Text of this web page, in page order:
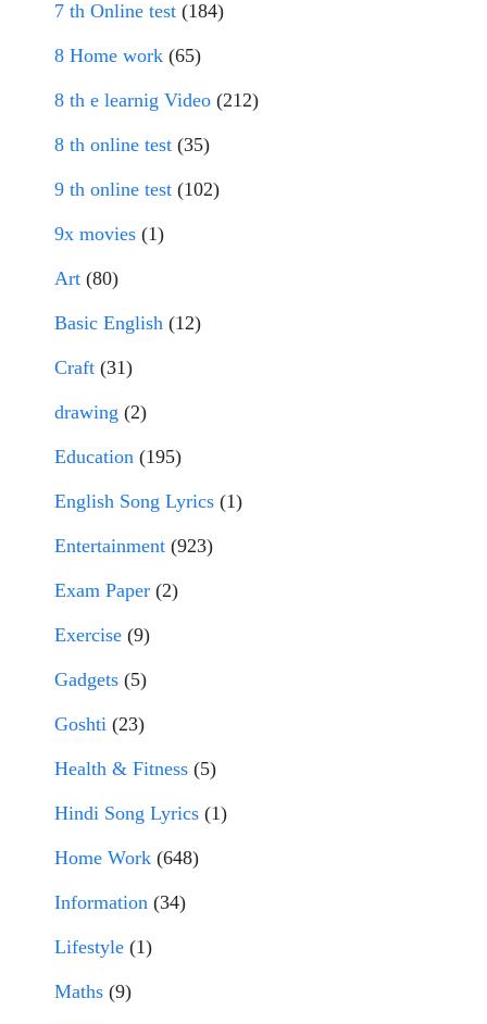
7 th Online test (184)
8 Home work (65)
8 th e learnig Video (212)
8 th online test (35)
9 th online test (102)
9x movies (1)
Art (80)
Basic English (12)
Craft (31)
drawing (2)
Education (195)
English Song Lyrics (1)
Entertainment (923)
Exam Paper (2)
Exercise (9)
Gadgets (5)
Goshti (23)
Health & Fitness (5)
Hindi Song Lyrics (1)
Home Work (648)
Information (34)
Lifestyle (1)
Maths (9)